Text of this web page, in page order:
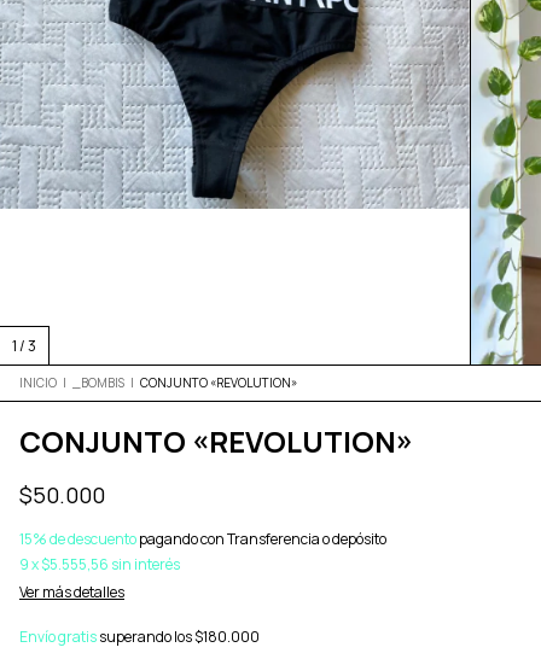
1/3
INICIO | _BOMBIS | CONJUNTO «REVOLUTION»
CONJUNTO «REVOLUTION»
$50.000
15% de descuentopagando con Transferencia o depósito
9x$5.555,56 sin interés
Ver más detalles
Envío gratissuperando los$180.000